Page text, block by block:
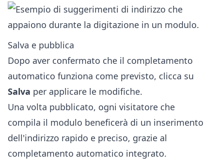
Salva e pubblica
Dopo aver confermato che il completamento
automatico funziona come previsto, clicca su
Salva per applicare le modifiche.
Una volta pubblicato, ogni visitatore che
compila il modulo beneficerà di un inserimento
dell'indirizzo rapido e preciso, grazie al
completamento automatico integrato.